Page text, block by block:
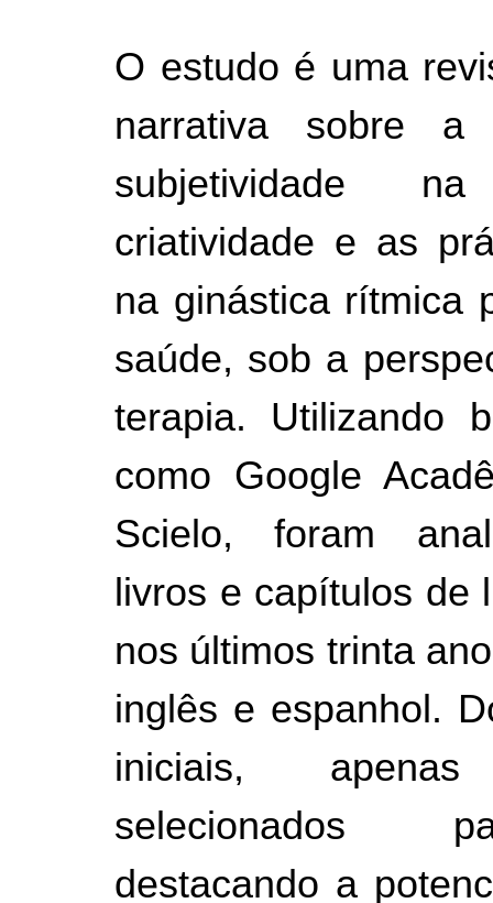
O estudo é uma
narrativa sobre a
subjetividade
criatividade e as
na ginástica rítmica
saúde, sob a
terapia. Utilizando
como Google
Scielo, foram
livros e capítulos de
nos últimos trinta
inglês e espanhol.
iniciais,
selecionados
destacando a